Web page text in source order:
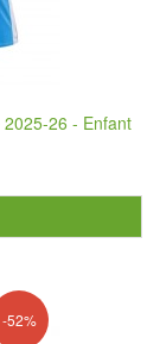
26 - Enfant
-52%